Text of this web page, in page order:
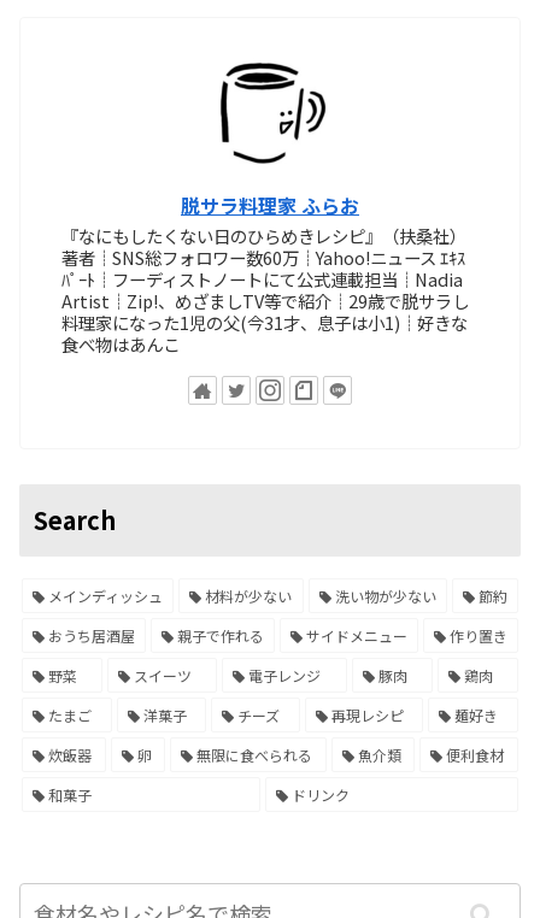
脱サラ料理家 ふらお
『なにもしたくない日のひらめきレシピ』（扶桑社）
著者┊SNS総フォロワー数60万┊Yahoo!ニュース ｴｷｽ
ﾊﾟｰﾄ┊フーディストノートにて公式連載担当┊Nadia
Artist┊Zip!、めざましTV等で紹介┊29歳で脱サラし
料理家になった1児の父(今31才、息子は小1)┊好きな
食べ物はあんこ
Search
メインディッシュ 材料が少ない 洗い物が少ない
節約
おうち居酒屋
親子で作れる サイドメニュー
作り置き
野菜
スイーツ 電子レンジ 豚肉
鶏肉
たまご
洋菓子 チーズ 再現レシピ
麺好き
炊飯器
卵 無限に食べられる 魚介類
便利食材
和菓子
ドリンク